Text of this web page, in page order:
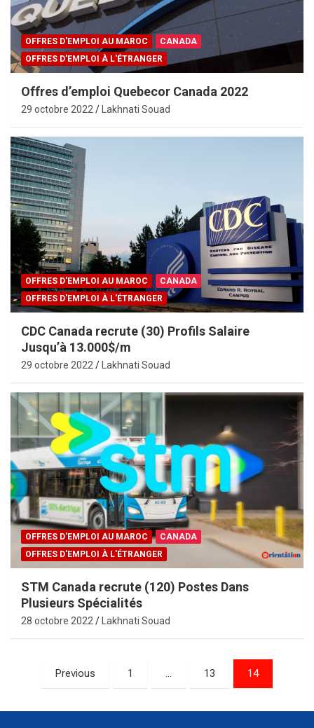
OFFRES D'EMPLOI AU MAROC
CANADA
OFFRES D'EMPLOI À L'ÉTRANGER
Offres d’emploi Quebecor Canada 2022
29 octobre 2022 Lakhnati Souad
OFFRES D'EMPLOI AU MAROC
CANADA
OFFRES D'EMPLOI À L'ÉTRANGER
CDC Canada recrute (30) Profils Salaire
Jusqu’à 13.000$/m
29 octobre 2022 Lakhnati Souad
OFFRES D'EMPLOI AU MAROC
CANADA
OFFRES D'EMPLOI À L'ÉTRANGER
STM Canada recrute (120) Postes Dans
Plusieurs Spécialités
28 octobre 2022 Lakhnati Souad
Pagination
publications
Previous 1 … 13 14